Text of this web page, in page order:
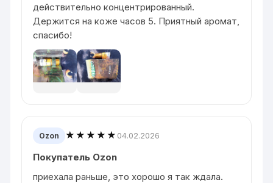
действительно концентрированный.
Держится на коже часов 5. Приятный аромат,
спасибо!
Ozon ★★★★★ 04.02.2026
Покупатель Ozon
приехала раньше, это хорошо я так ждала.